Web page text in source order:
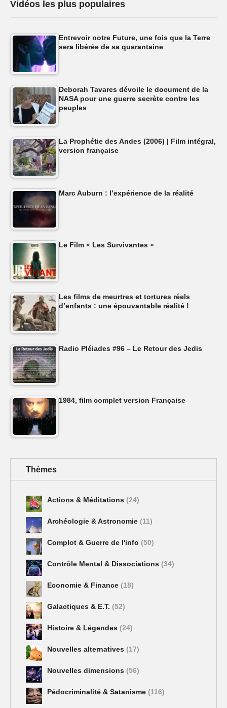
Vidéos les plus populaires
Entrevoir notre Future, une fois que la Terre
sera libérée de sa quarantaine
Deborah Tavares dévoile le document de la
NASA pour une guerre secrète contre les
peuples
La Prophétie des Andes (2006) | Film intégral,
version française
Marc Auburn : l’expérience de la réalité
Le Film « Les Survivantes »
Les films de meurtres et tortures réels
d’enfants : une épouvantable réalité !
Radio Pléiades #96 – Le Retour des Jedis
1984, film complet version Française
Thèmes
Actions & Méditations (24)
Archéologie & Astronomie (11)
Complot & Guerre de l'info (50)
Contrôle Mental & Dissociations (34)
Economie & Finance (18)
Galactiques & E.T. (52)
Histoire & Légendes (24)
Nouvelles alternatives (17)
Nouvelles dimensions (56)
Pédocriminalité & Satanisme (116)